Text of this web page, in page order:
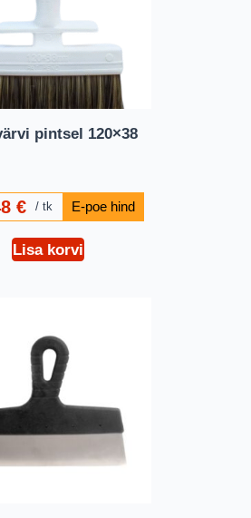
pintsel 120×38
€ tk
Lisa korvi